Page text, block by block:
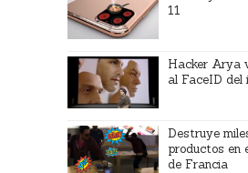
11
Hacker Arya
al FaceID del
Destruye
productos en
de Francia